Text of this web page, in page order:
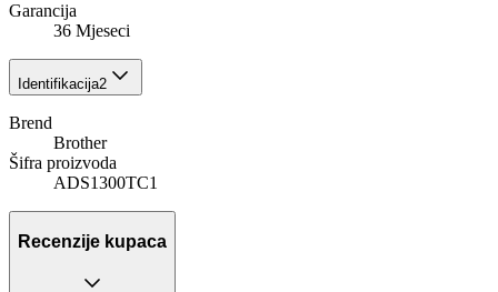
Garancija
36 Mjeseci
Identifikacija2
Brend
Brother
Šifra proizvoda
ADS1300TC1
Recenzije kupaca